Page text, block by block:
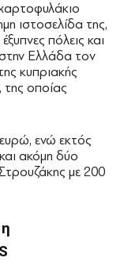
ιστοσελίδα της,
πόλεις και
Ελλάδα τον
κυπριακής
της οποίας
ενώ εκτός
ακόμη δύο
με 200